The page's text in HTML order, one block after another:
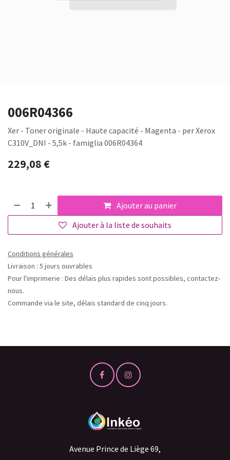
006R04366
Xer - Toner originale - Haute capacité - Magenta - per Xerox
C310V_DNI - 5,5k - famiglia 006R04364
229,08€
Ajouter au panier
Ajouter à la liste de souhaits
Conditions générales
Livraison : 5 jours ouvrables
Pour l'imprimerie : Des délais plus rapides sont possibles, contactez-
nous.
Commande via le site, délais standard de cinq jours.
Avenue Prince de Liège 69,